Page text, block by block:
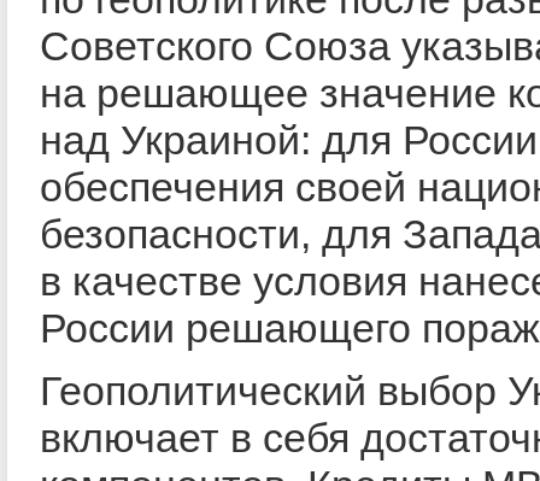
Советского Союза
на решающее значение
над Украиной: для
обеспечения своей
безопасности, для
в качестве условия
России решающего
Геополитический выбор
включает в себя